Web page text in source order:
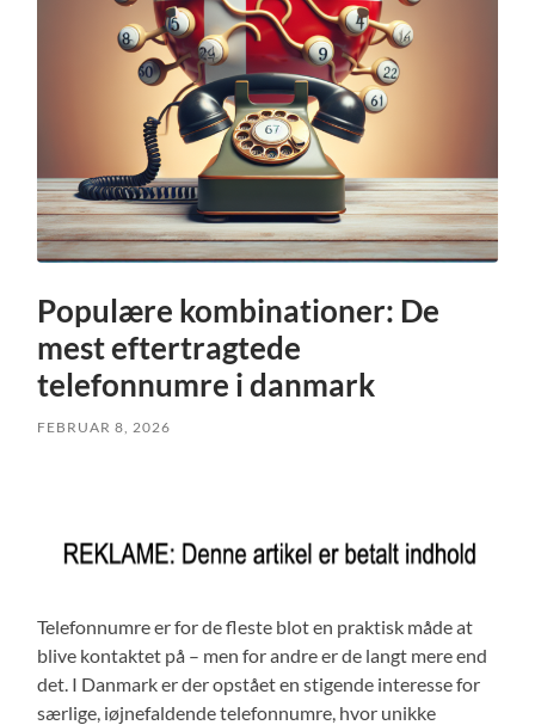
Populære kombinationer: De
mest eftertragtede
telefonnumre i danmark
FEBRUAR 8, 2026
Telefonnumre er for de fleste blot en praktisk måde at
blive kontaktet på – men for andre er de langt mere end
det. I Danmark er der opstået en stigende interesse for
særlige, iøjnefaldende telefonnumre, hvor unikke